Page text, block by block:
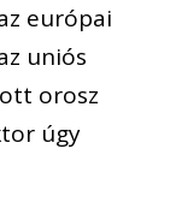
európai
uniós
orosz
úgy